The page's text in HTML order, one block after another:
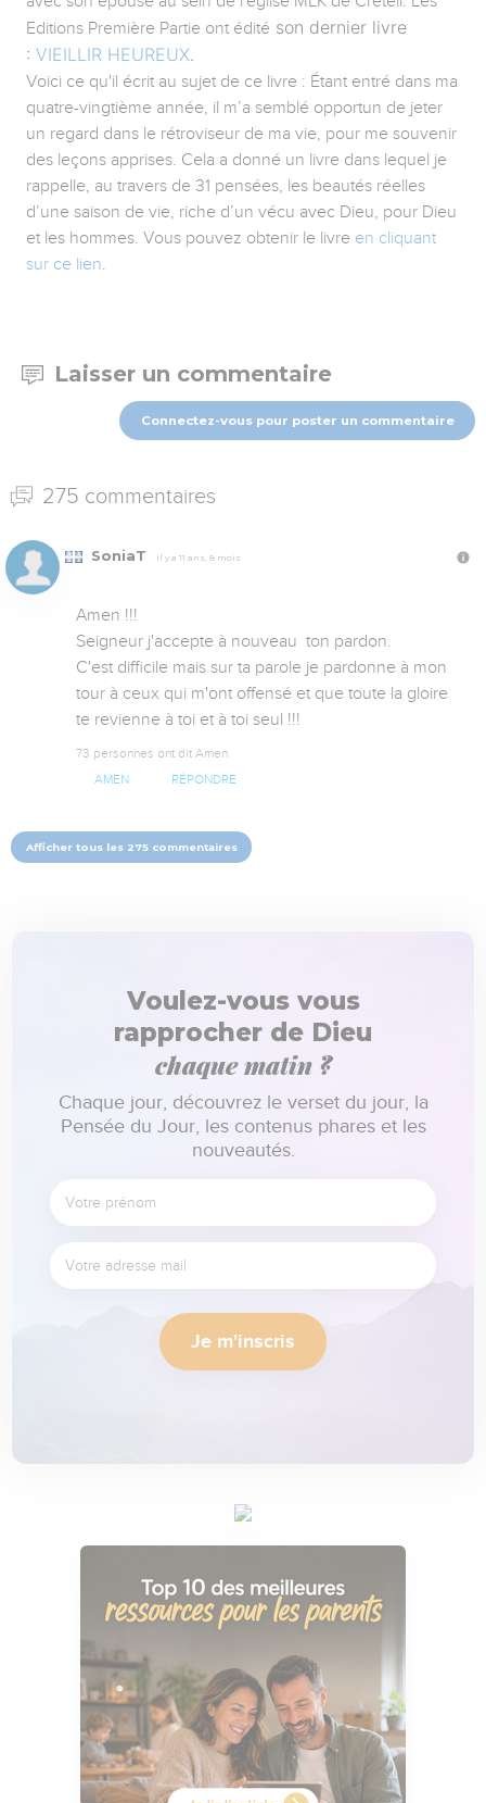
Editions Première Partie ont édité son dernier livre
: VIEILLIR HEUREUX.
Voici ce qu'il écrit au sujet de ce livre : Étant entré dans ma
quatre-vingtième année, il m’a semblé opportun de jeter
un regard dans le rétroviseur de ma vie, pour me souvenir
des leçons apprises. Cela a donné un livre dans lequel je
rappelle, au travers de 31 pensées, les beautés réelles
d’une saison de vie, riche d’un vécu avec Dieu, pour Dieu
et les hommes. Vous pouvez obtenir le livre en cliquant
sur ce lien.
Laisser un commentaire
Connectez-vous pour poster un commentaire
275 commentaires
SoniaT Il y a 11 ans, 8 mois
Amen !!!
Seigneur j'accepte à nouveau  ton pardon.
C'est difficile mais sur ta parole je pardonne à mon
tour à ceux qui m'ont offensé et que toute la gloire
te revienne à toi et à toi seul !!!
73 personnes ont dit Amen
AMEN RÉPONDRE
Afficher tous les 275 commentaires
Voulez-vous vous
rapprocher de Dieu
chaque matin ?
Chaque jour, découvrez le verset du jour, la
Pensée du Jour, les contenus phares et les
nouveautés.
Je m'inscris